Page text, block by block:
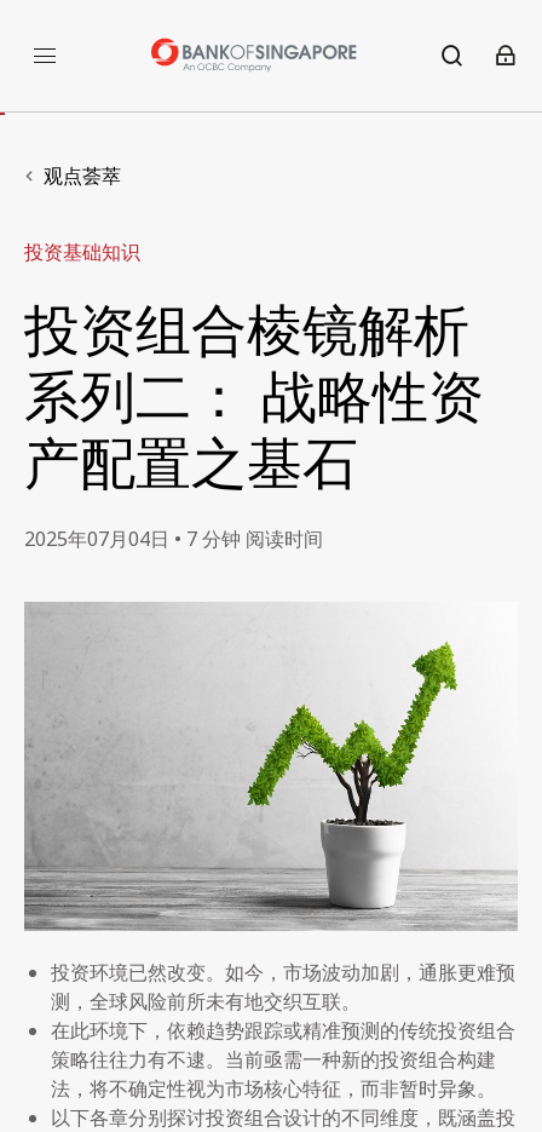
观点荟萃
投资基础知识
投资组合棱镜解析
系列二： 战略性资
产配置之基石
2025年07月04日 • 7 分钟 阅读时间
投资环境已然改变。如今，市场波动加剧，通胀更难预
测，全球风险前所未有地交织互联。
在此环境下，依赖趋势跟踪或精准预测的传统投资组合
策略往往力有不逮。当前亟需一种新的投资组合构建
法，将不确定性视为市场核心特征，而非暂时异象。
以下各章分别探讨投资组合设计的不同维度，既涵盖投